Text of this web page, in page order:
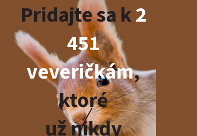
Pridajte sa k2
451
veveričkám,
ktoré
už nikdy